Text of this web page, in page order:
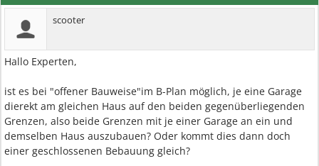
scooter
Hallo Experten,
ist es bei "offener Bauweise"im B-Plan möglich, je eine Garage
dierekt am gleichen Haus auf den beiden gegenüberliegenden
Grenzen, also beide Grenzen mit je einer Garage an ein und
demselben Haus auszubauen? Oder kommt dies dann doch
einer geschlossenen Bebauung gleich?